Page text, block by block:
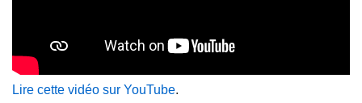
Lire cette vidéo sur YouTube.